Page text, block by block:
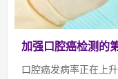
加强口腔癌检测的
口腔癌发病率正在上